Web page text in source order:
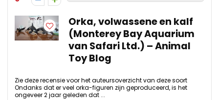
Orka, volwassene en kalf
(Monterey Bay Aquarium
van Safari Ltd.) – Animal
Toy Blog
Zie deze recensie voor het auteursoverzicht van deze soort
Ondanks dat er veel orka-figuren zijn geproduceerd, is het
ongeveer 2 jaar geleden dat ...